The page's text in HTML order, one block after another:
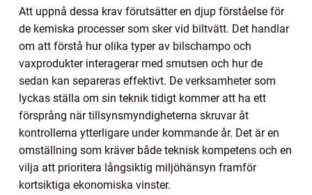
Att uppnå dessa krav förutsätter en djup förståelse för
de kemiska processer som sker vid biltvätt. Det handlar
om att förstå hur olika typer av bilschampo och
vaxprodukter interagerar med smutsen och hur de
sedan kan separeras effektivt. De verksamheter som
lyckas ställa om sin teknik tidigt kommer att ha ett
försprång när tillsynsmyndigheterna skruvar åt
kontrollerna ytterligare under kommande år. Det är en
omställning som kräver både teknisk kompetens och en
vilja att prioritera långsiktig miljöhänsyn framför
kortsiktiga ekonomiska vinster.